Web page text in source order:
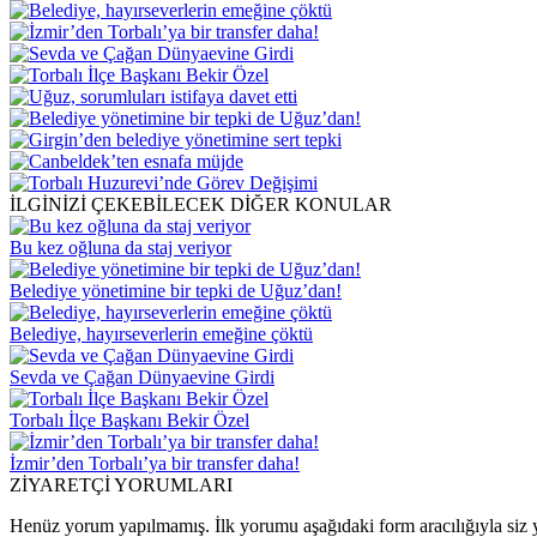
İLGİNİZİ ÇEKEBİLECEK DİĞER KONULAR
Bu kez oğluna da staj veriyor
Belediye yönetimine bir tepki de Uğuz’dan!
Belediye, hayırseverlerin emeğine çöktü
Sevda ve Çağan Dünyaevine Girdi
Torbalı İlçe Başkanı Bekir Özel
İzmir’den Torbalı’ya bir transfer daha!
ZİYARETÇİ YORUMLARI
Henüz yorum yapılmamış. İlk yorumu aşağıdaki form aracılığıyla